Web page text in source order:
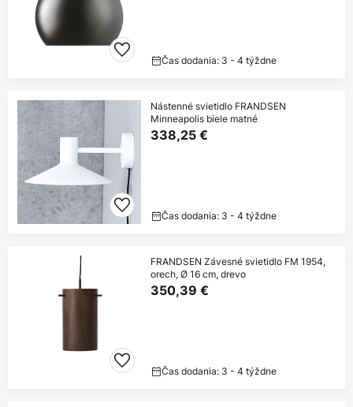
Čas dodania: 3 - 4 týždne
Nástenné svietidlo FRANDSEN
Minneapolis biele matné
338,25 €
Čas dodania: 3 - 4 týždne
FRANDSEN Závesné svietidlo FM 1954,
orech, Ø 16 cm, drevo
350,39 €
Čas dodania: 3 - 4 týždne